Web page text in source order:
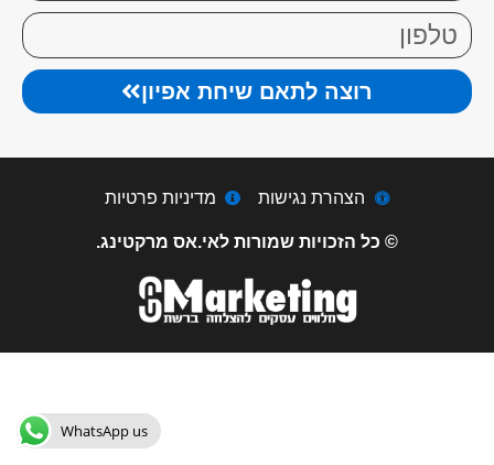
רוצה לתאם שיחת אפיון
הצהרת נגישות מדיניות פרטיות
© כל הזכויות שמורות לאי.אס מרקטינג.
WhatsApp us